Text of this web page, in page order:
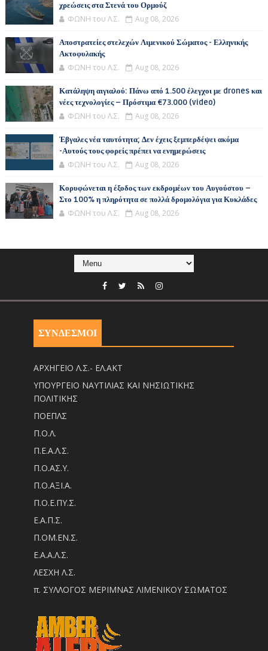
χρεώσεις στα Στενά του Ορμούζ
ΦΩΝΗ του Λ.Σ. Aug 08, 2026
Αποστρατείες στελεχών Λιμενικού Σώματος - Ελληνικής
Ακτοφυλακής
ΦΩΝΗ του Λ.Σ. Aug 08, 2026
Κατάληψη αιγιαλού: Πάνω από 1.500 έλεγχοι με drones και
νέες τεχνολογίες – Πρόστιμα €73.000 (video)
ΦΩΝΗ του Λ.Σ. Aug 08, 2026
Έβγαλες νέα ταυτότητα; Δεν έχεις ξεμπερδέψει ακόμα
-Αυτούς τους φορείς πρέπει να ενημερώσεις
ΦΩΝΗ του Λ.Σ. Aug 08, 2026
Κορυφώνεται η έξοδος των εκδρομέων του Αυγούστου –
Στο 100% η πληρότητα σε πολλά δρομολόγια για Κυκλάδες
ΦΩΝΗ του Λ.Σ. Aug 08, 2026
ΣΥΝΔΕΣΜΟΙ
ΑΡΧΗΓΕΙΟ Λ.Σ.- ΕΛ.ΑΚΤ
ΥΠΟΥΡΓΕΙΟ ΝΑΥΤΙΛΙΑΣ ΚΑΙ ΝΗΣΙΩΤΙΚΗΣ
ΠΟΛΙΤΙΚΗΣ
ΠΟΕΠΛΣ
Π.Ο.Λ.
Π.Ε.Α.Λ.Σ.
Π.Ο.ΑΣ.Υ.
Π.Ο.ΑΞΙ.Α.
Π.Ο.Ε.ΠΥ.Σ.
Ε.Α.Π.Σ.
Π.ΟM.EN.Σ.
Ε.Α.Α.Λ.Σ.
ΛΕΣΧΗ Λ.Σ.
π. ΣΥΛΛΟΓΟΣ ΜΕΡΙΜΝΑΣ ΛΙΜΕΝΙΚΟΥ ΣΩΜΑΤΟΣ